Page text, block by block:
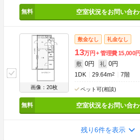
空室状況をお問い合わ
画像：20枚
敷金なし 礼金なし
13万円 管理費15,000円
敷 0円 礼 0円
1DK 29.64m2 7階
ペット可(相談)
空室状況をお問い合わ
残り6件を表示